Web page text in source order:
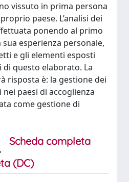
vissuto in prima persona
paese. L’analisi dei
ponendo al primo
esperienza personale,
e gli elementi esposti
questo elaborato. La
risposta è: la gestione dei
paesi di accoglienza
come gestione di
Scheda completa
(DC)